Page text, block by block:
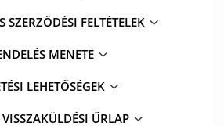
SZERZŐDÉSI FELTÉTELEK
MENETE
LEHETŐSÉGEK
ŰRLAP